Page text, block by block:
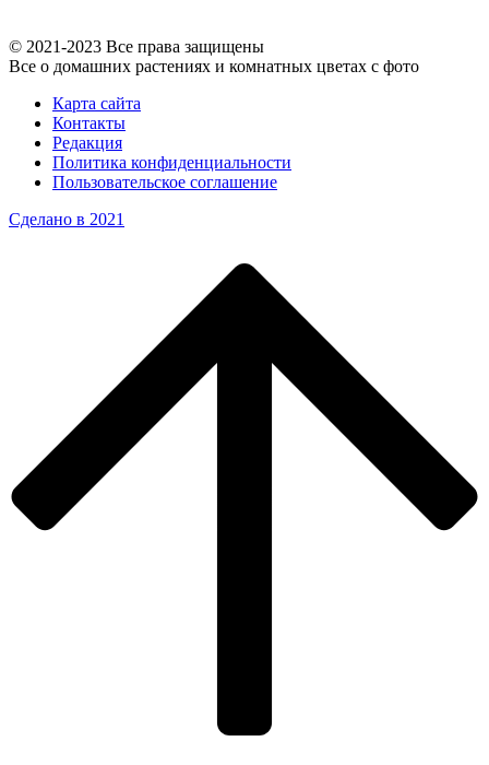
© 2021-2023 Все права защищены
Все о домашних растениях и комнатных цветах с фото
Карта сайта
Контакты
Редакция
Политика конфиденциальности
Пользовательское соглашение
Сделано в 2021